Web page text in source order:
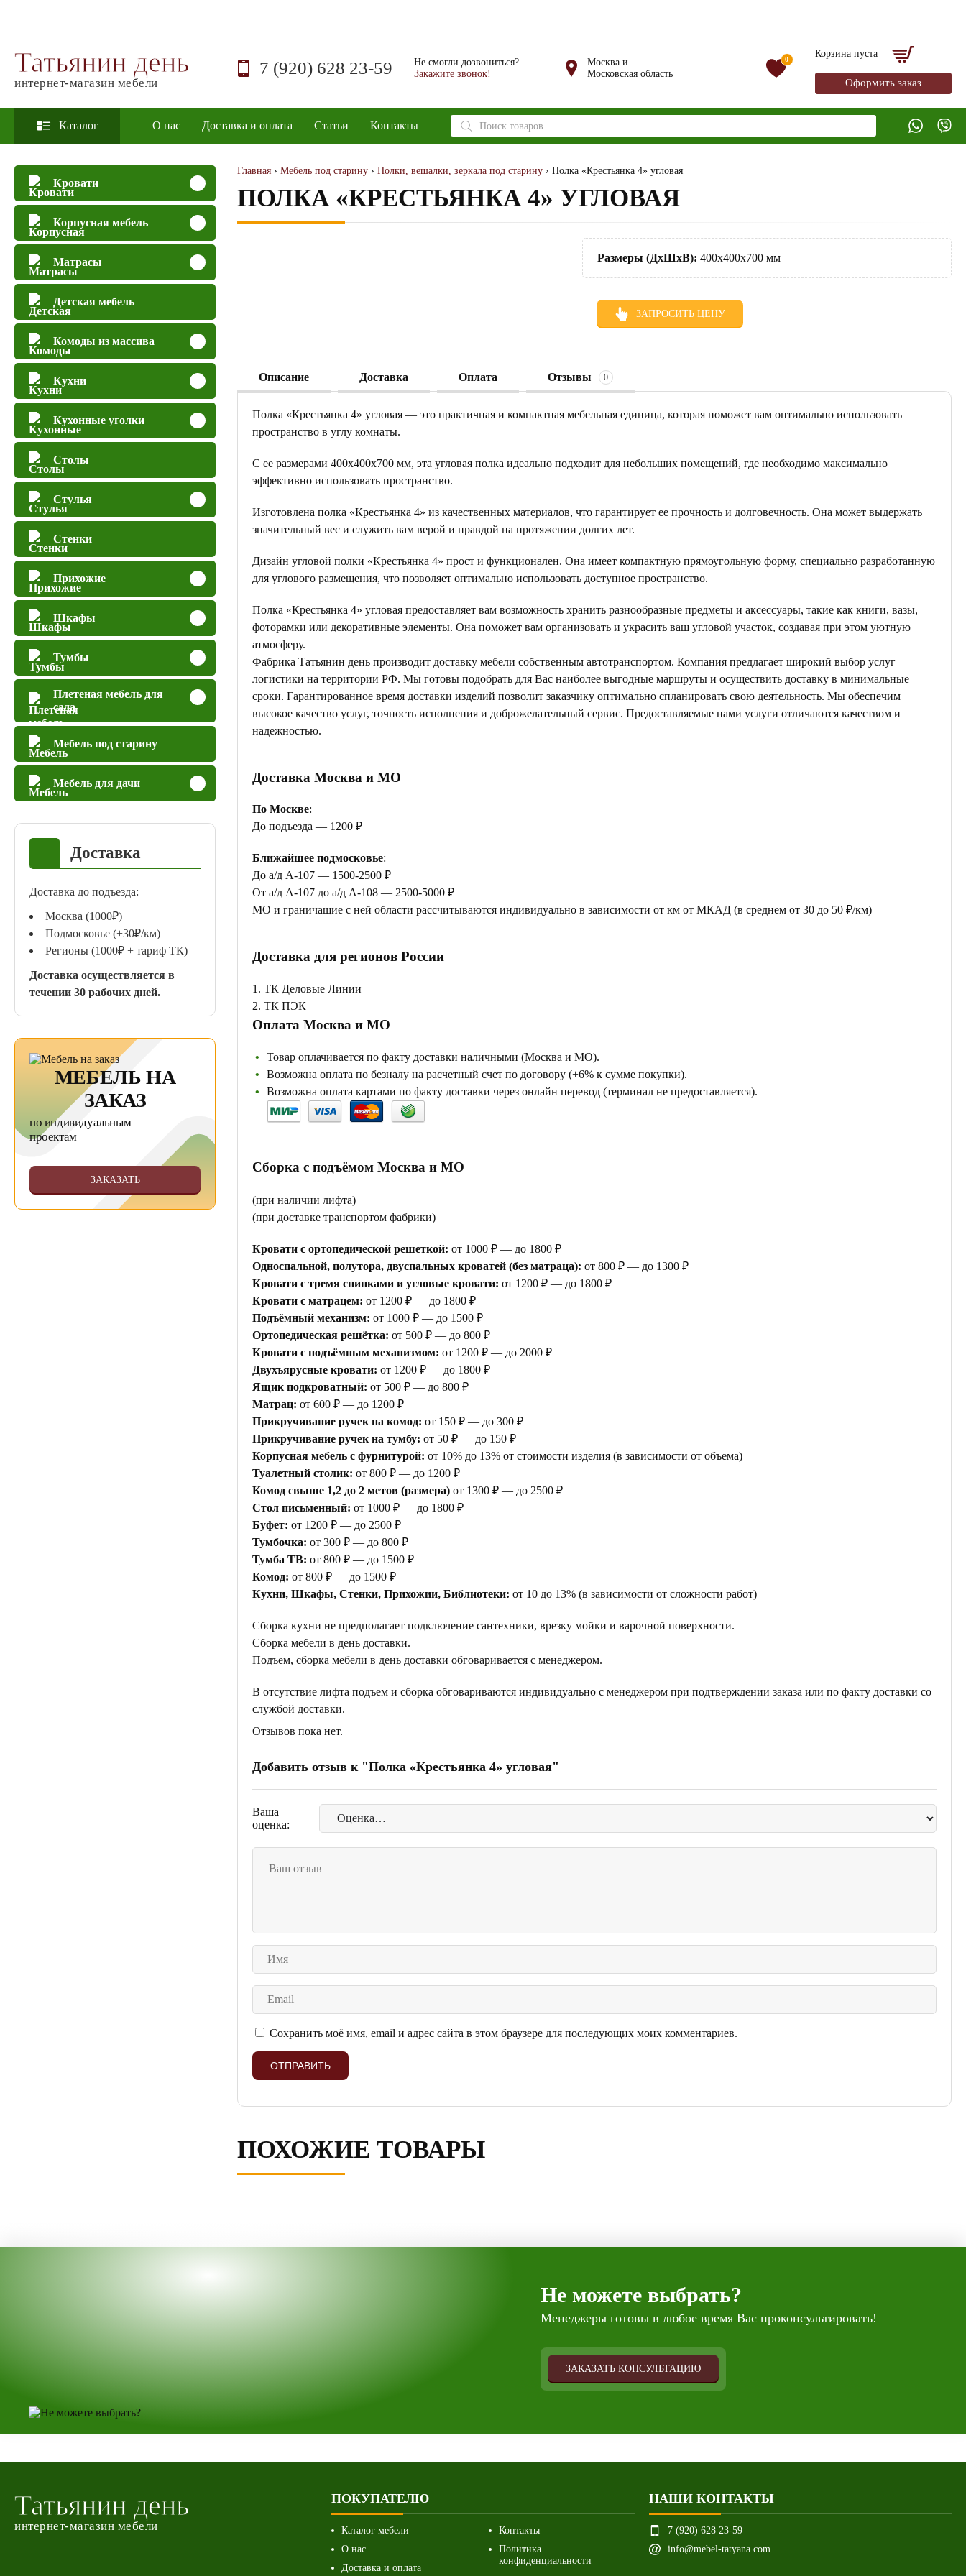
Татьянин день
интернет-магазин мебели
7 (920) 628 23-59
Не смогли дозвониться?
Закажите звонок!
Москва и
Московская область
0
Корзина пуста
Оформить заказ
Каталог О нас Доставка и оплата Статьи Контакты
Поиск
товаров
Кровати
Корпусная мебель
Матрасы
Детская мебель
Комоды из массива
Кухни
Кухонные уголки
Столы
Стулья
Стенки
Прихожие
Шкафы
Тумбы
Плетеная мебель для
сада
Мебель под старину
Мебель для дачи
Доставка
Доставка до подъезда:
Москва (1000₽)
Подмосковье (+30₽/км)
Регионы (1000₽ + тариф ТК)
Доставка осуществляется в
течении 30 рабочих дней.
МЕБЕЛЬ НА
ЗАКАЗ
по индивидуальным
проектам
ЗАКАЗАТЬ
Главная › Мебель под старину › Полки, вешалки, зеркала под старину › Полка «Крестьянка 4» угловая
ПОЛКА «КРЕСТЬЯНКА 4» УГЛОВАЯ
Размеры (ДхШхВ): 400х400х700 мм
ЗАПРОСИТЬ ЦЕНУ
Описание Доставка Оплата Отзывы 0
Полка «Крестьянка 4» угловая — это практичная и компактная мебельная единица, которая поможет вам оптимально использовать
пространство в углу комнаты.
С ее размерами 400х400х700 мм, эта угловая полка идеально подходит для небольших помещений, где необходимо максимально
эффективно использовать пространство.
Изготовлена полка «Крестьянка 4» из качественных материалов, что гарантирует ее прочность и долговечность. Она может выдержать
значительный вес и служить вам верой и правдой на протяжении долгих лет.
Дизайн угловой полки «Крестьянка 4» прост и функционален. Она имеет компактную прямоугольную форму, специально разработанную
для углового размещения, что позволяет оптимально использовать доступное пространство.
Полка «Крестьянка 4» угловая предоставляет вам возможность хранить разнообразные предметы и аксессуары, такие как книги, вазы,
фоторамки или декоративные элементы. Она поможет вам организовать и украсить ваш угловой участок, создавая при этом уютную
атмосферу.
Фабрика Татьянин день производит доставку мебели собственным автотранспортом. Компания предлагает широкий выбор услуг
логистики на территории РФ. Мы готовы подобрать для Вас наиболее выгодные маршруты и осуществить доставку в минимальные
сроки. Гарантированное время доставки изделий позволит заказчику оптимально спланировать свою деятельность. Мы обеспечим
высокое качество услуг, точность исполнения и доброжелательный сервис. Предоставляемые нами услуги отличаются качеством и
надежностью.
Доставка Москва и МО
По Москве:
До подъезда — 1200 ₽
Ближайшее подмосковье:
До а/д А-107 — 1500-2500 ₽
От а/д А-107 до а/д А-108 — 2500-5000 ₽
МО и граничащие с ней области рассчитываются индивидуально в зависимости от км от МКАД (в среднем от 30 до 50 ₽/км)
Доставка для регионов России
1. ТК Деловые Линии
2. ТК ПЭК
Оплата Москва и МО
Товар оплачивается по факту доставки наличными (Москва и МО).
Возможна оплата по безналу на расчетный счет по договору (+6% к сумме покупки).
Возможна оплата картами по факту доставки через онлайн перевод (терминал не предоставляется).
Сборка с подъёмом Москва и МО
(при наличии лифта)
(при доставке транспортом фабрики)
Кровати с ортопедической решеткой: от 1000 ₽ — до 1800 ₽
Односпальной, полутора, двуспальных кроватей (без матраца): от 800 ₽ — до 1300 ₽
Кровати с тремя спинками и угловые кровати: от 1200 ₽ — до 1800 ₽
Кровати с матрацем: от 1200 ₽ — до 1800 ₽
Подъёмный механизм: от 1000 ₽ — до 1500 ₽
Ортопедическая решётка: от 500 ₽ — до 800 ₽
Кровати с подъёмным механизмом: от 1200 ₽ — до 2000 ₽
Двухъярусные кровати: от 1200 ₽ — до 1800 ₽
Ящик подкроватный: от 500 ₽ — до 800 ₽
Матрац: от 600 ₽ — до 1200 ₽
Прикручивание ручек на комод: от 150 ₽ — до 300 ₽
Прикручивание ручек на тумбу: от 50 ₽ — до 150 ₽
Корпусная мебель с фурнитурой: от 10% до 13% от стоимости изделия (в зависимости от объема)
Туалетный столик: от 800 ₽ — до 1200 ₽
Комод свыше 1,2 до 2 метов (размера) от 1300 ₽ — до 2500 ₽
Стол письменный: от 1000 ₽ — до 1800 ₽
Буфет: от 1200 ₽ — до 2500 ₽
Тумбочка: от 300 ₽ — до 800 ₽
Тумба ТВ: от 800 ₽ — до 1500 ₽
Комод: от 800 ₽ — до 1500 ₽
Кухни, Шкафы, Стенки, Прихожии, Библиотеки: от 10 до 13% (в зависимости от сложности работ)
Сборка кухни не предполагает подключение сантехники, врезку мойки и варочной поверхности.
Сборка мебели в день доставки.
Подъем, сборка мебели в день доставки обговаривается с менеджером.
В отсутствие лифта подъем и сборка обговариваются индивидуально с менеджером при подтверждении заказа или по факту доставки со
службой доставки.
Отзывов пока нет.
Добавить отзыв к "Полка «Крестьянка 4» угловая"
Ваша
оценка:
Сохранить моё имя, email и адрес сайта в этом браузере для последующих моих комментариев.
ПОХОЖИЕ ТОВАРЫ
Не можете выбрать?
Менеджеры готовы в любое время Вас проконсультировать!
ЗАКАЗАТЬ КОНСУЛЬТАЦИЮ
Татьянин день
интернет-магазин мебели
ПОКУПАТЕЛЮ
Каталог мебели
О нас
Доставка и оплата
Контакты
Политика
конфиденциальности
НАШИ КОНТАКТЫ
7 (920) 628 23-59
info@mebel-tatyana.com